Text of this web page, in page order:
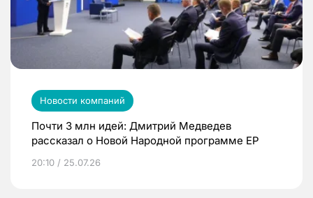
Новости компаний
Почти 3 млн идей: Дмитрий Медведев
рассказал о Новой Народной программе ЕР
20:10 / 25.07.26